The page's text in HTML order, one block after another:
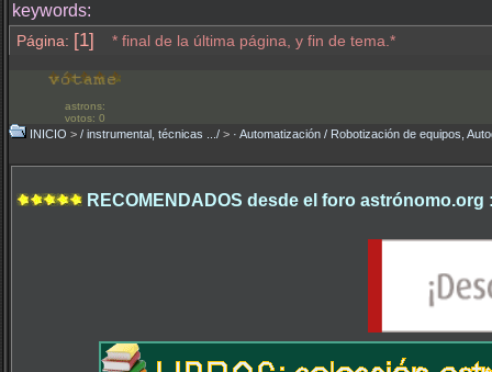
keywords:
Página: [1] * final de la última página, y fin de tema.*
astrons:
votos: 0
INICIO > / instrumental, técnicas .../ > · Automatización / Robotización de equipos,
RECOMENDADOS desde el foro astrónomo.org